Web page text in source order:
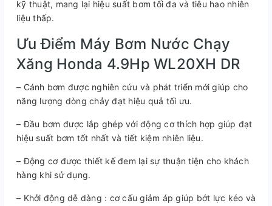
kỹ thuật, mang lại hiệu suất bơm tối đa và tiêu hao nhiên
liệu thấp.
Ưu Điểm Máy Bơm Nước Chạy
Xăng Honda 4.9Hp WL20XH DR
– Cánh bơm được nghiên cứu và phát triển mới giúp cho
năng lượng dòng chảy đạt hiệu quả tối ưu.
– Đầu bơm được lắp ghép với động cơ thích hợp giúp đạt
hiệu suất bơm tốt nhất và tiết kiệm nhiên liệu.
– Động cơ được thiết kế đem lại sự thuận tiện cho khách
hàng khi sử dụng.
– Khởi động dễ dàng : cơ cấu giảm áp giúp bớt lực kéo và